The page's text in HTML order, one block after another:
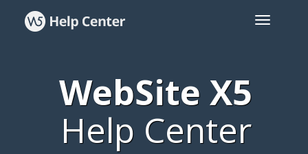
WebSite X5
Help Center